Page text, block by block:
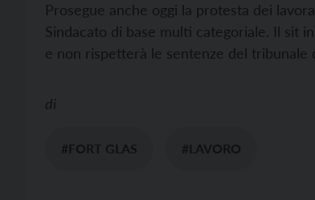
Prosegue anche oggi la protesta dei
Sindacato di base multi categoriale. Il sit
e non rispetterà le sentenze del tribunale
di
#FORT GLAS #LAVORO